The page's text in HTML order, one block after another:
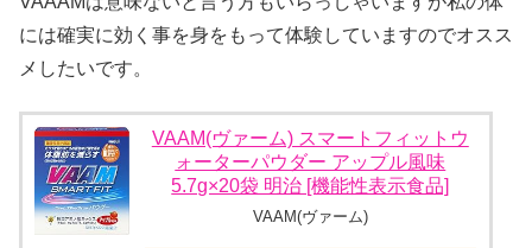
には確実に効く事を身をもって体験していますのでオスス
メしたいです。
VAAM(ヴァーム) スマートフィットウ
ォーターパウダー アップル風味
5.7g×20袋 明治 [機能性表示食品]
VAAM(ヴァーム)